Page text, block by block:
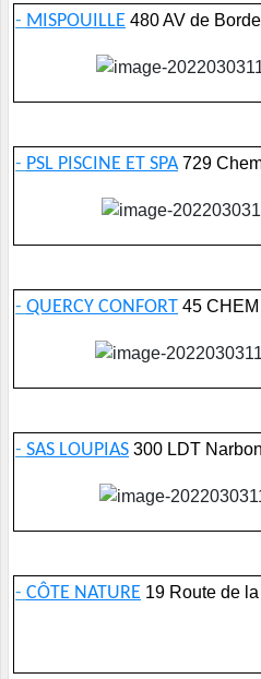
- MISPOUILLE 480 AV de
- PSL PISCINE ET SPA 729
- QUERCY CONFORT 45
- SAS LOUPIAS 300 LDT
- CÔTE NATURE 19 Route de